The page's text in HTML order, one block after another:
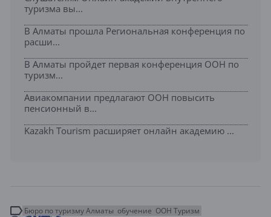
туризма вы...
В Алматы прошла Региональная конференция по
расши...
В Алматы пройдет первая конференция ООН по
туризм...
Авиакомпании предлагают ООН повысить
пенсионный в...
Kazakh Tourism расширяет онлайн академию ...
Бюро по туризму Алматы обучение ООН Туризм